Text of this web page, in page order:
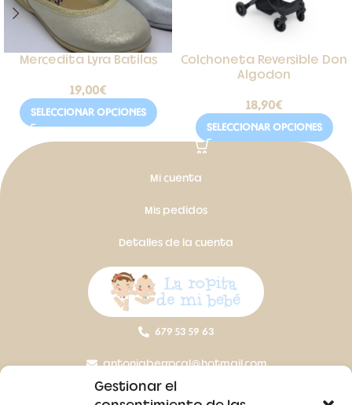
Gestionar el
Mercedita Lyra Batilas
19,00€
SELECCIONAR OPCIONES
Colchoneta Reversible Don
Algodon
18,90€
SELECCIONAR OPCIONES
Mi cuenta
Mis pedidos
Detalles de la cuenta
679 53 59 63
antoniaberrocal@hotmail.com